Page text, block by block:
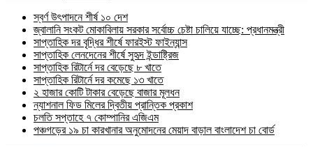
স্বর্ণ উৎপাদনে শীর্ষ ১০ দেশ
জ্বালানি সংকট মোকাবিলায় সরকার সর্বোচ্চ চেষ্টা চালিয়ে যাচ্ছে: প্রধানমন্ত্রী
সাপ্তাহিক দর বৃদ্ধির শীর্ষে ফারইস্ট ফাইন্যান্স
সাপ্তাহিক লেনদেনের শীর্ষে সুহৃদ ইন্ডাষ্ট্রিজ
সাপ্তাহিক রিটার্নে দর বেড়েছে ৮ খাতে
সাপ্তাহিক রিটার্নে দর কমেছে ১৩ খাতে
২ হাজার কোটি টাকার বেড়েছে বাজার মূলধন
ন্যাশনাল ফিড মিলের দ্বিতীয় প্রান্তিক প্রকাশ
চলতি সপ্তাহে ৭ কোম্পানির এজিএম
পঞ্চগড়ের ১৯ চা কারখানার অনুমোদনের মেয়াদ বাড়াল বাংলাদেশ চা বোর্ড